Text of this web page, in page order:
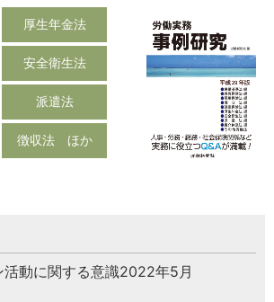
厚生年金法
安全衛生法
派遣法
徴収法 ほか
活動に関する意識2022年5月